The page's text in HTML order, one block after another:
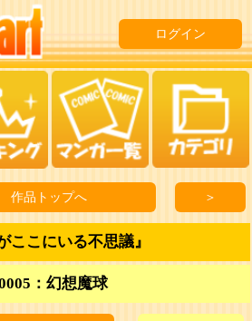
ログイン
作品トップへ ＞
ここにいる不思議』
：幻想魔球